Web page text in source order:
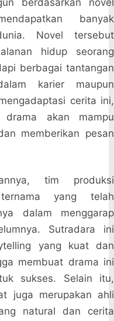
berdasarkan novel
banyak
Novel tersebut
hidup seorang
berbagai tantangan
karier maupun
cerita ini,
drama akan mampu
memberikan pesan
tim produksi
yang telah
dalam menggarap
Sutradara ini
yang kuat dan
membuat drama ini
sukses. Selain itu,
juga merupakan ahli
natural dan cerita